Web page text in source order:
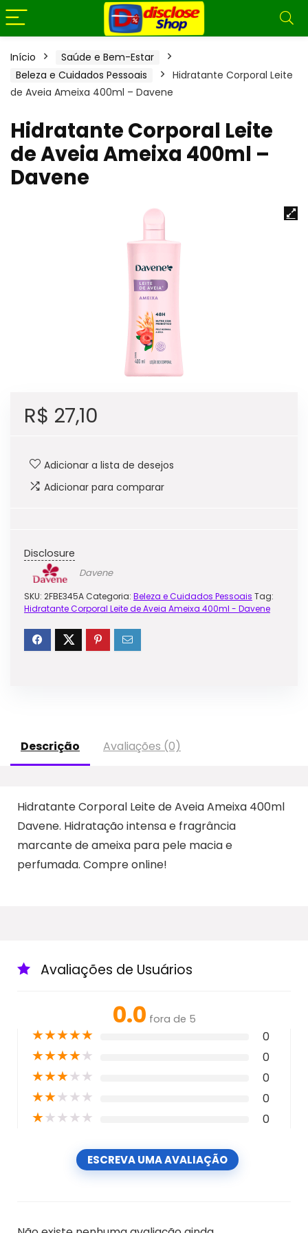
Início
Saúde e Bem-Estar
Beleza e Cuidados Pessoais
Hidratante Corporal Leite
de Aveia Ameixa 400ml – Davene
Hidratante Corporal Leite
de Aveia Ameixa 400ml –
Davene
R$ 27,10
Adicionar a lista de desejos
Adicionar para comparar
Disclosure
Davene
SKU: 2FBE345A Categoria: Beleza e Cuidados Pessoais Tag:
Hidratante Corporal Leite de Aveia Ameixa 400ml - Davene
Descrição Avaliações (0)
Hidratante Corporal Leite de Aveia Ameixa 400ml
Davene. Hidratação intensa e fragrância
marcante de ameixa para pele macia e
perfumada. Compre online!
Avaliações de Usuários
0.0 fora de 5
★★★★★ 0
★★★★★ 0
★★★★★ 0
★★★★★ 0
★★★★★ 0
ESCREVA UMA AVALIAÇÃO